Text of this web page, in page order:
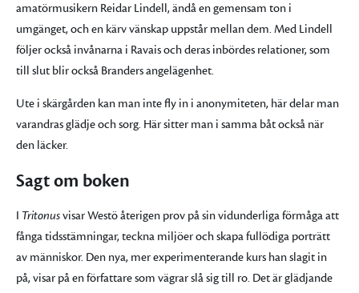
amatörmusikern Reidar Lindell, ändå en gemensam ton i
umgänget, och en kärv vänskap uppstår mellan dem. Med Lindell
följer också invånarna i Ravais och deras inbördes relationer, som
till slut blir också Branders angelägenhet.
Ute i skärgården kan man inte fly in i anonymiteten, här delar man
varandras glädje och sorg. Här sitter man i samma båt också när
den läcker.
Sagt om boken
I Tritonusvisar Westö återigen prov på sin vidunderliga förmåga att
fånga tidsstämningar, teckna miljöer och skapa fullödiga porträtt
av människor. Den nya, mer experimenterande kurs han slagit in
på, visar på en författare som vägrar slå sig till ro. Det är glädjande